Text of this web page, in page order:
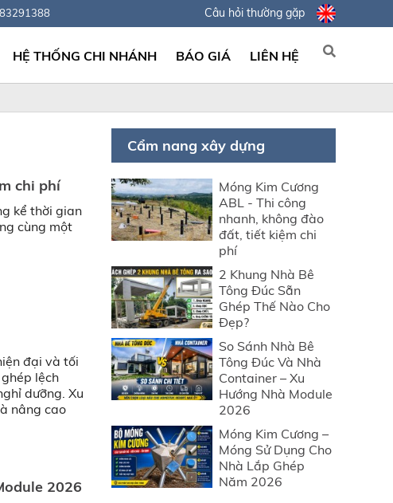
Câu hỏi thường gặp
HỆ THỐNG CHI NHÁNH BÁO GIÁ LIÊN HỆ
chi phí
kể thời gian
cùng một
đại và tối
lệch
dưỡng. Xu
nâng cao
2026
Cẩm nang xây dựng
Móng Kim Cương
ABL - Thi công
nhanh, không đào
đất, tiết kiệm chi
phí
2 Khung Nhà Bê
Tông Đúc Sẵn
Ghép Thế Nào Cho
Đẹp?
So Sánh Nhà Bê
Tông Đúc Và Nhà
Container – Xu
Hướng Nhà Module
2026
Móng Kim Cương –
Móng Sử Dụng Cho
Nhà Lắp Ghép
Năm 2026